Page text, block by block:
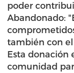
poder
Abandonado:
también con
Esta donación
comunidad